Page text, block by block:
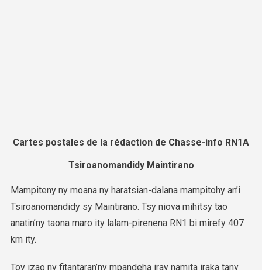
Cartes postales de la rédaction de Chasse-info RN1A
Tsiroanomandidy Maintirano
Mampiteny ny moana ny haratsian-dalana mampitohy an’i
Tsiroanomandidy sy Maintirano. Tsy niova mihitsy tao
anatin’ny taona maro ity lalam-pirenena RN1 bi mirefy 407
km ity.
Toy izao ny fitantaran’ny mpandeha iray namita iraka tany